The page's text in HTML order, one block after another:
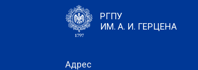
РГПУ
ИМ. А. И. ГЕРЦЕНА
Адрес